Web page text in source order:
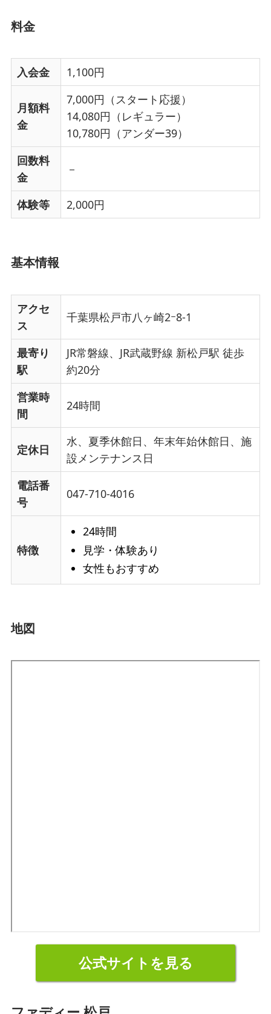
料金
入会金 1,100円
月額料
金
7,000円（スタート応援）
14,080円（レギュラー）
10,780円（アンダー39）
回数料
金
－
体験等 2,000円
基本情報
アクセ
ス
千葉県松戸市八ヶ崎2ｰ8-1
最寄り
駅
JR常磐線、JR武蔵野線 新松戸駅 徒歩
約20分
営業時
間
24時間
定休日
水、夏季休館日、年末年始休館日、施
設メンテナンス日
電話番
号
047-710-4016
特徴
24時間
見学・体験あり
女性もおすすめ
地図
公式サイトを見る